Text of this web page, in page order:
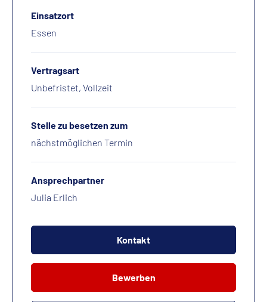
Einsatzort
Essen
Vertragsart
Unbefristet, Vollzeit
Stelle zu besetzen zum
nächstmöglichen Termin
Ansprechpartner
Julia Erlich
Kontakt
Bewerben